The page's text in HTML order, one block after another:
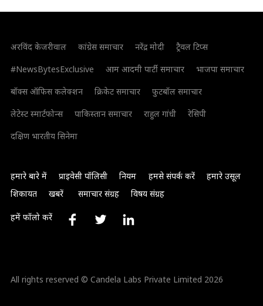
अरविंद केजरीवाल कांग्रेस समाचार नरेंद्र मोदी
ट्रैवल टिप्स
#NewsBytesExclusive
आम आदमी पार्टी समाचार
भाजपा समाचार
बॉक्स ऑफिस कलेक्शन
क्रिकेट समाचार
फुटबॉल समाचार
लेटेस्ट स्मार्टफोन्स
पाकिस्तान समाचार राहुल गांधी
रेसिपी
दक्षिण भारतीय सिनेमा
हमारे बारे में प्राइवेसी पॉलिसी नियम हमसे संपर्क करें
हमारे उसूल
शिकायत
खबरें समाचार संग्रह विषय संग्रह
हमें फॉलो करें
All rights reserved © Candela Labs Private Limited 2026